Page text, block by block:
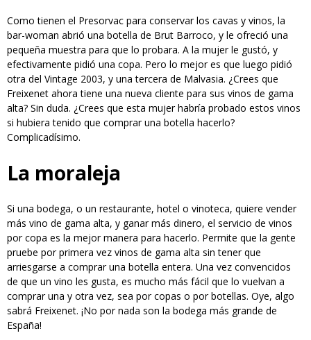
Como tienen el Presorvac para conservar los cavas y vinos, la
bar-woman abrió una botella de Brut Barroco, y le ofreció una
pequeña muestra para que lo probara. A la mujer le gustó, y
efectivamente pidió una copa. Pero lo mejor es que luego pidió
otra del Vintage 2003, y una tercera de Malvasia. ¿Crees que
Freixenet ahora tiene una nueva cliente para sus vinos de gama
alta? Sin duda. ¿Crees que esta mujer habría probado estos vinos
si hubiera tenido que comprar una botella hacerlo?
Complicadísimo.
La moraleja
Si una bodega, o un restaurante, hotel o vinoteca, quiere vender
más vino de gama alta, y ganar más dinero, el servicio de vinos
por copa es la mejor manera para hacerlo. Permite que la gente
pruebe por primera vez vinos de gama alta sin tener que
arriesgarse a comprar una botella entera. Una vez convencidos
de que un vino les gusta, es mucho más fácil que lo vuelvan a
comprar una y otra vez, sea por copas o por botellas. Oye, algo
sabrá Freixenet. ¡No por nada son la bodega más grande de
España!